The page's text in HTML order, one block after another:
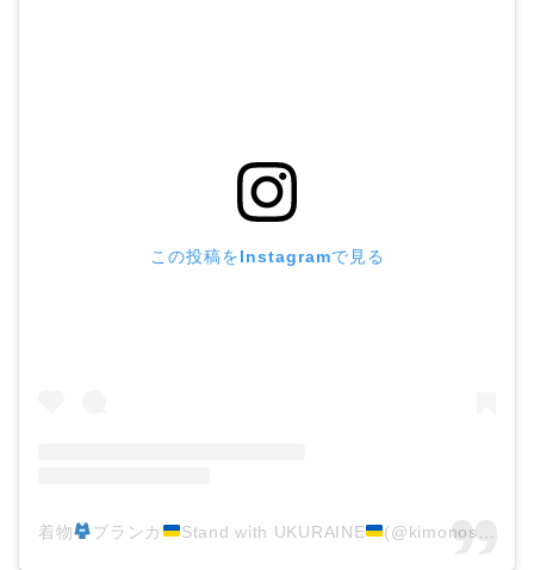
この投稿をInstagramで見る
着物 ブランカ Stand with UKURAINE (@kimonostylist_blanca_)がシェアした投稿